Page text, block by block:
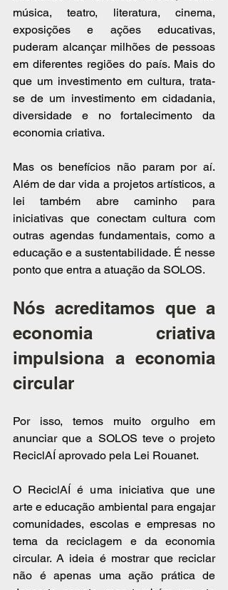
música, teatro, literatura, cinema,
exposições e ações educativas,
puderam alcançar milhões de pessoas
em diferentes regiões do país. Mais do
que um investimento em cultura, trata-
se de um investimento em cidadania,
diversidade e no fortalecimento da
economia criativa.
Mas os benefícios não param por aí.
Além de dar vida a projetos artísticos, a
lei também abre caminho para
iniciativas que conectam cultura com
outras agendas fundamentais, como a
educação e a sustentabilidade. É nesse
ponto que entra a atuação da SOLOS.
Nós acreditamos que a
economia criativa
impulsiona a economia
circular
Por isso, temos muito orgulho em
anunciar que a SOLOS teve o projeto
ReciclAÍ aprovado pela Lei Rouanet.
O ReciclAÍ é uma iniciativa que une
arte e educação ambiental para engajar
comunidades, escolas e empresas no
tema da reciclagem e da economia
circular. A ideia é mostrar que reciclar
não é apenas uma ação prática de